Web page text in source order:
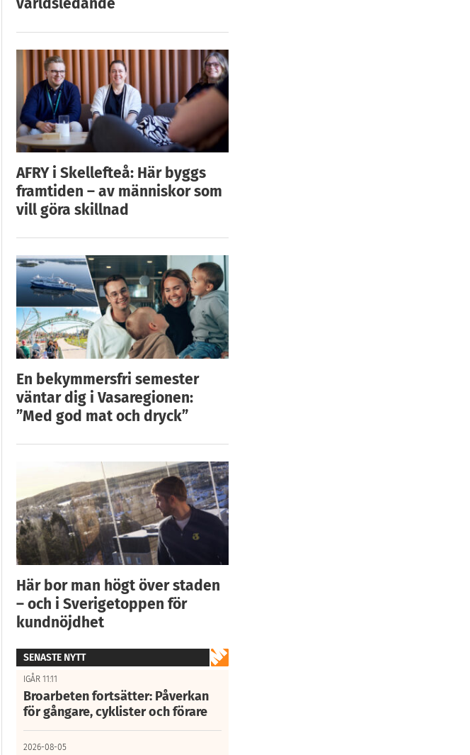
AFRY i Skellefteå: Här byggs
framtiden – av människor som
vill göra skillnad
En bekymmersfri semester
väntar dig i Vasaregionen:
”Med god mat och dryck”
Här bor man högt över staden
– och i Sverigetoppen för
kundnöjdhet
SENASTE NYTT
IGÅR 11:11
Broarbeten fortsätter: Påverkan
för gångare, cyklister och förare
2026-08-05